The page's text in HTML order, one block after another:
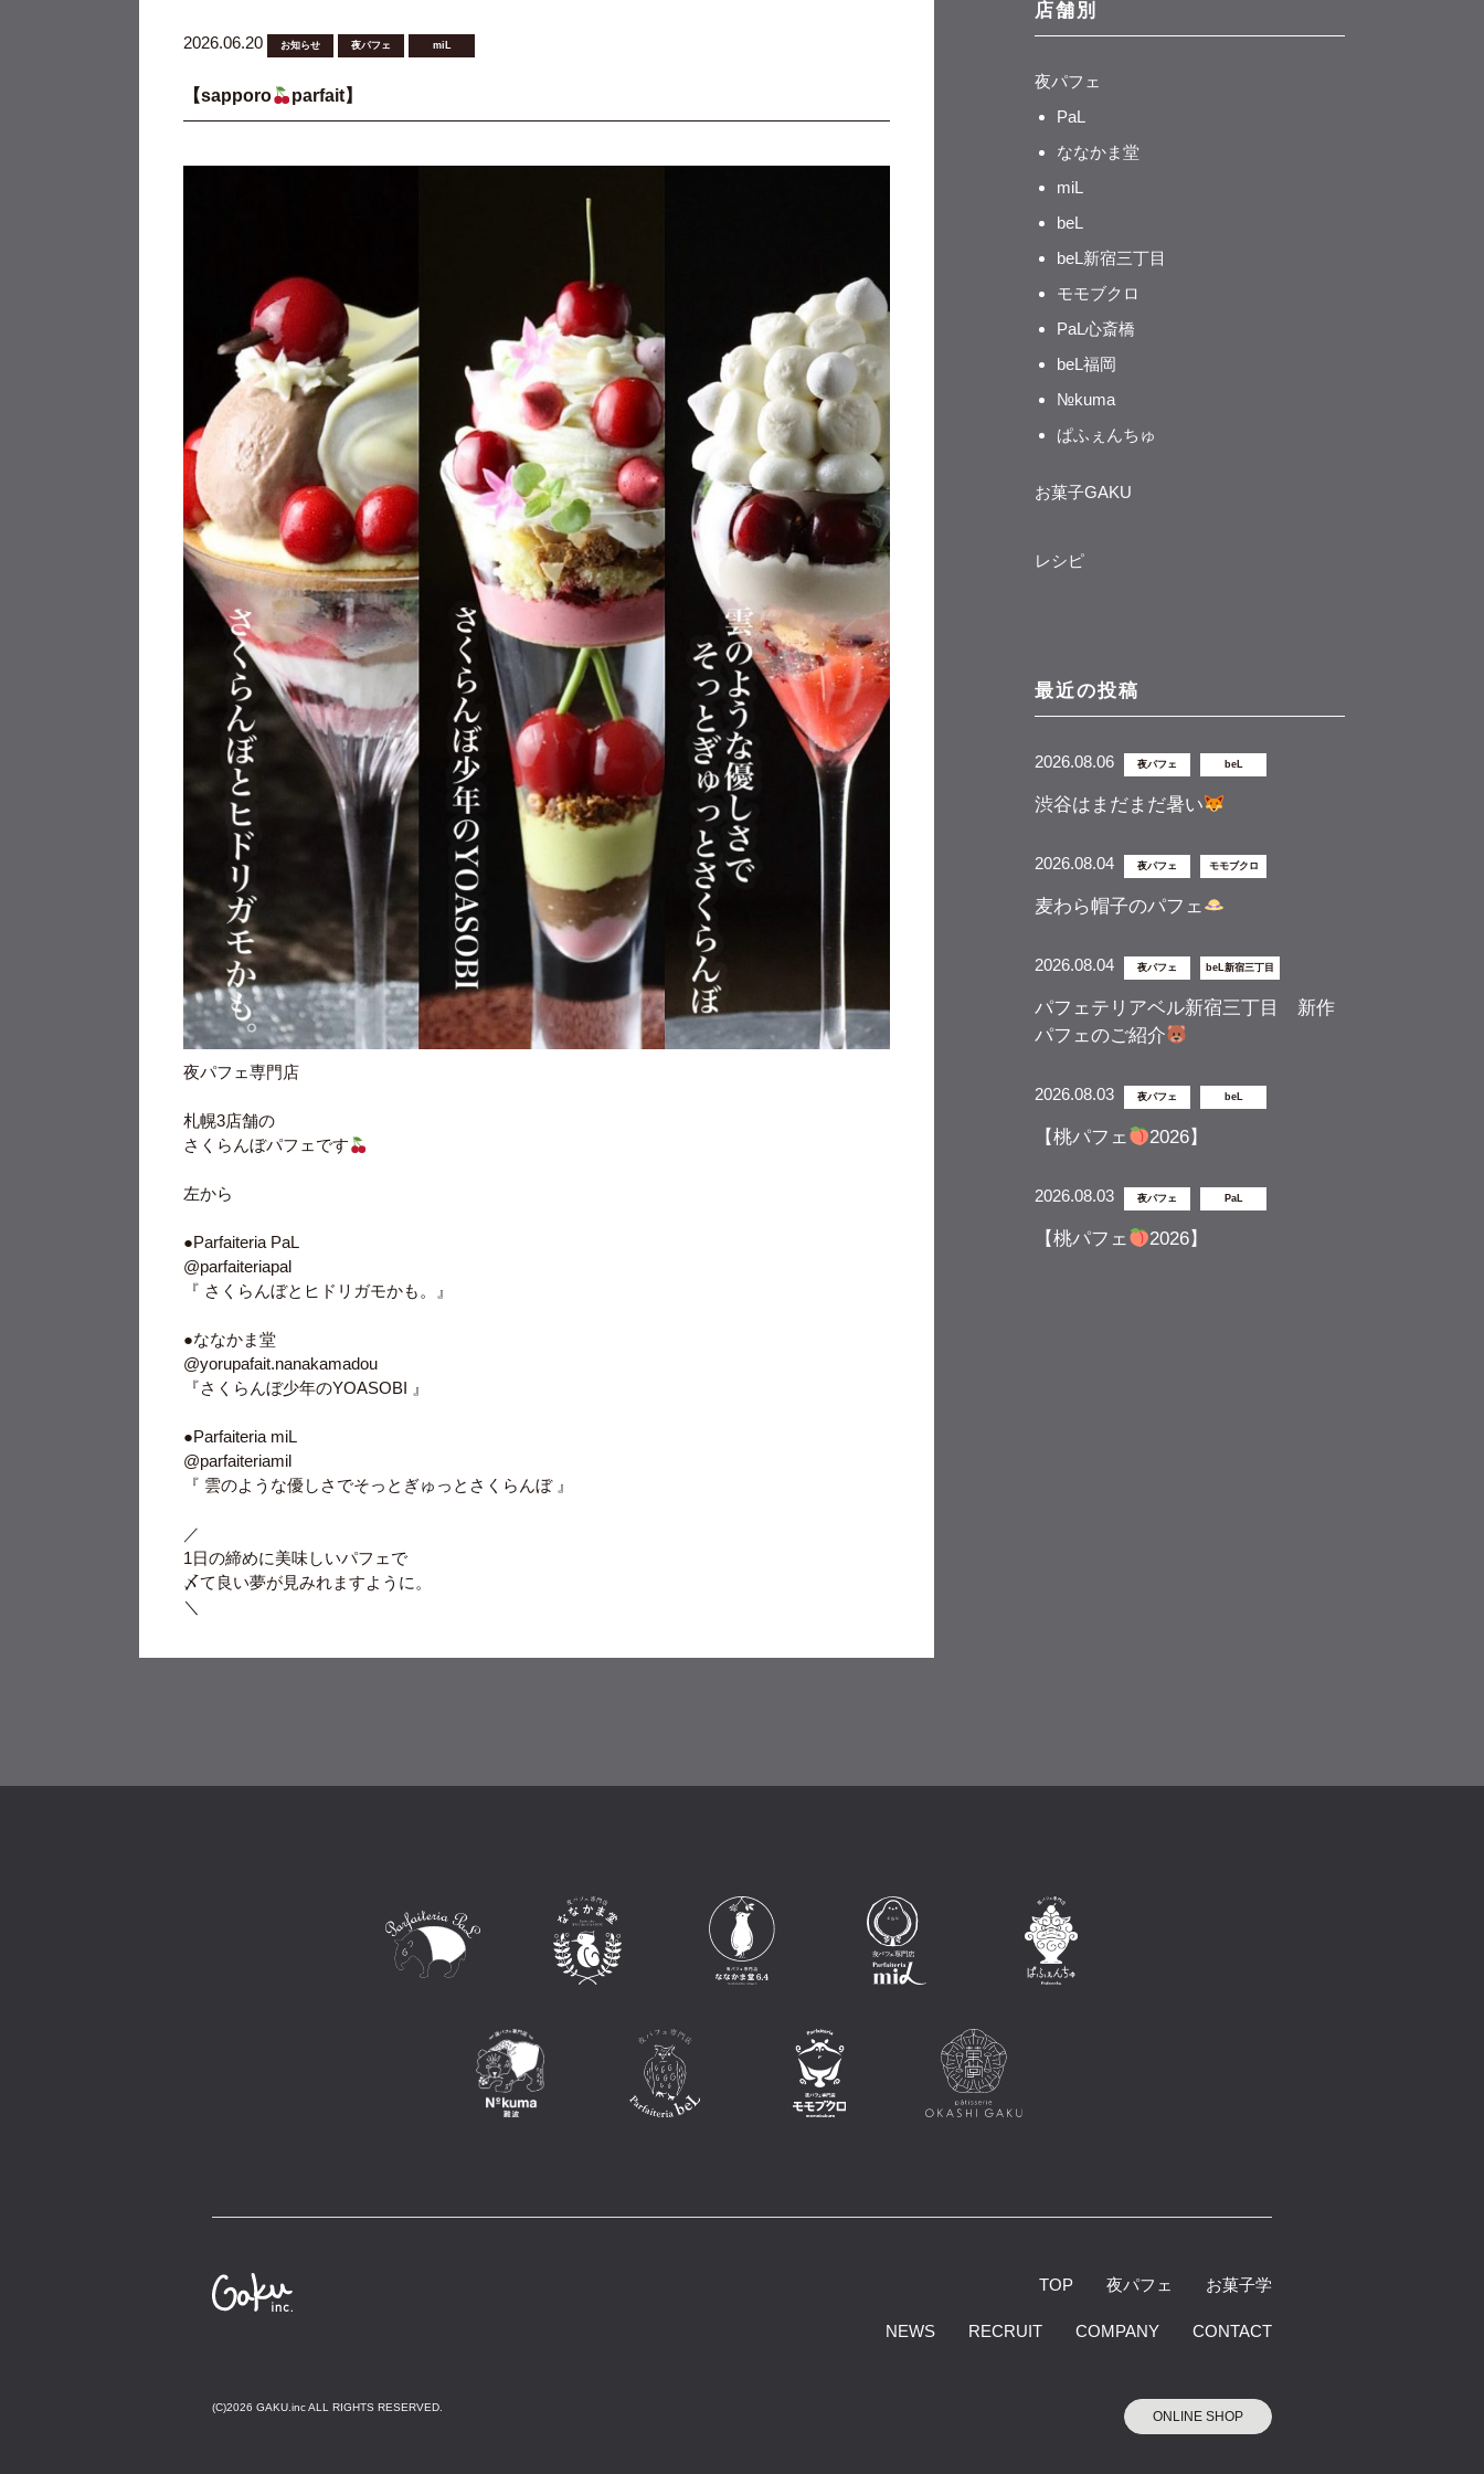
2026.06.20 お知らせ 夜パフェ miL
【sapporo parfait】
夜パフェ専門店
札幌3店舗の
さくらんぼパフェです
左から
●Parfaiteria PaL
@parfaiteriapal
『 さくらんぼとヒドリガモかも。』
●ななかま堂
@yorupafait.nanakamadou
『さくらんぼ少年のYOASOBI 』
●Parfaiteria miL
@parfaiteriamil
『 雲のような優しさでそっとぎゅっとさくらんぼ 』
／
1日の締めに美味しいパフェで
〆て良い夢が見みれますように。
＼
店舗別
夜パフェ
PaL
ななかま堂
miL
beL
beL新宿三丁目
モモブクロ
PaL心斎橋
beL福岡
№kuma
ぱふぇんちゅ
お菓子GAKU
レシピ
最近の投稿
2026.08.06 夜パフェ beL
渋谷はまだまだ暑い
2026.08.04 夜パフェ モモブクロ
麦わら帽子のパフェ
2026.08.04 夜パフェ beL新宿三丁目
パフェテリアベル新宿三丁目 新作
パフェのご紹介
2026.08.03 夜パフェ beL
【桃パフェ 2026】
2026.08.03 夜パフェ PaL
【桃パフェ 2026】
TOP 夜パフェ お菓子学
NEWS RECRUIT COMPANY CONTACT
(C)2026 GAKU.inc ALL RIGHTS RESERVED.
ONLINE SHOP